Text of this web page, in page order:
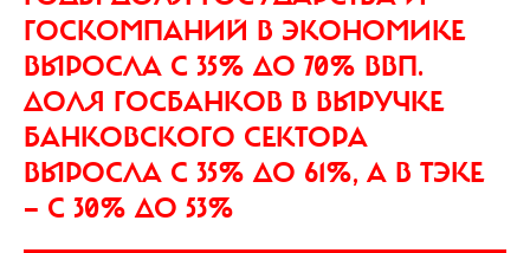
ГОСКОМПАНИЙ В ЭКОНОМИКЕ
ВЫРОСЛА С 35% ДО 70% ВВП.
ДОЛЯ ГОСБАНКОВ В ВЫРУЧКЕ
БАНКОВСКОГО СЕКТОРА
ВЫРОСЛА С 35% ДО 61%, А В ТЭКЕ
— С 30% ДО 53%